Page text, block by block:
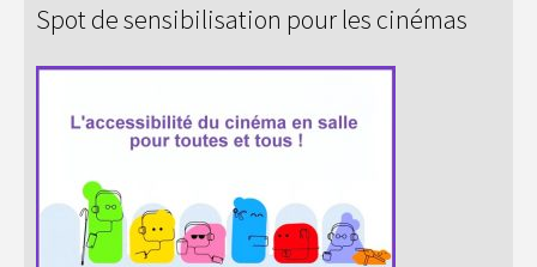
Spot de sensibilisation pour les cinémas